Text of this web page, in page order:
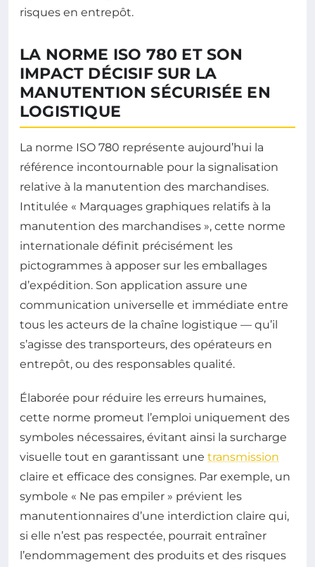
risques en entrepôt.
LA NORME ISO 780 ET SON
IMPACT DÉCISIF SUR LA
MANUTENTION SÉCURISÉE EN
LOGISTIQUE
La norme ISO 780 représente aujourd’hui la
référence incontournable pour la signalisation
relative à la manutention des marchandises.
Intitulée « Marquages graphiques relatifs à la
manutention des marchandises », cette norme
internationale définit précisément les
pictogrammes à apposer sur les emballages
d’expédition. Son application assure une
communication universelle et immédiate entre
tous les acteurs de la chaîne logistique — qu’il
s’agisse des transporteurs, des opérateurs en
entrepôt, ou des responsables qualité.
Élaborée pour réduire les erreurs humaines,
cette norme promeut l’emploi uniquement des
symboles nécessaires, évitant ainsi la surcharge
visuelle tout en garantissant une transmission
claire et efficace des consignes. Par exemple, un
symbole « Ne pas empiler » prévient les
manutentionnaires d’une interdiction claire qui,
si elle n’est pas respectée, pourrait entraîner
l’endommagement des produits et des risques